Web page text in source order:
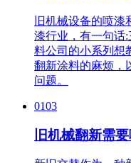
旧机械设备的喷
漆行业，有一句话
料公司的小系列想
翻新涂料的麻烦，
问题。
0103
旧机械翻新需